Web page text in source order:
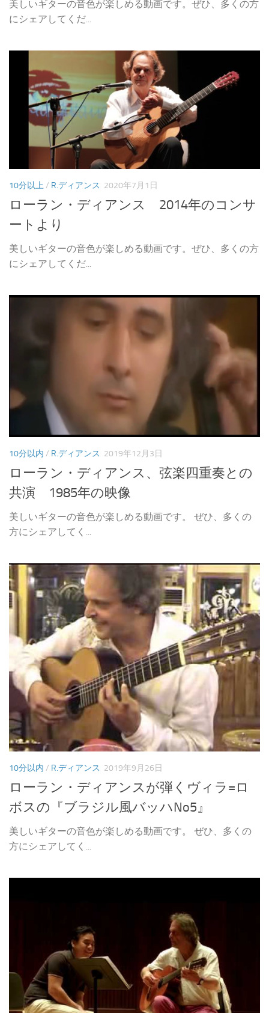
美しいギターの音色が楽しめる動画です。ぜひ、多くの方
にシェアしてくだ...
10分以上 / R.ディアンス 2020年7月1日
ローラン・ディアンス 2014年のコンサ
ートより
美しいギターの音色が楽しめる動画です。ぜひ、多くの方
にシェアしてくだ...
10分以内 / R.ディアンス 2019年12月3日
ローラン・ディアンス、弦楽四重奏との
共演 1985年の映像
美しいギターの音色が楽しめる動画です。 ぜひ、多くの
方にシェアしてく...
10分以内 / R.ディアンス 2019年9月26日
ローラン・ディアンスが弾くヴィラ=ロ
ボスの『ブラジル風バッハNo5』
美しいギターの音色が楽しめる動画です。 ぜひ、多くの
方にシェアしてく...